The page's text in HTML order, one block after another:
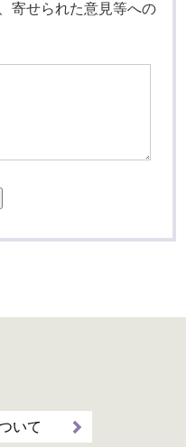
寄せられた意見等への
いて